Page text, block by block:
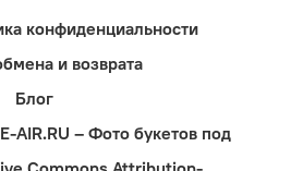
конфиденциальности
и возврата
Блог
AIR.RU – Фото букетов под